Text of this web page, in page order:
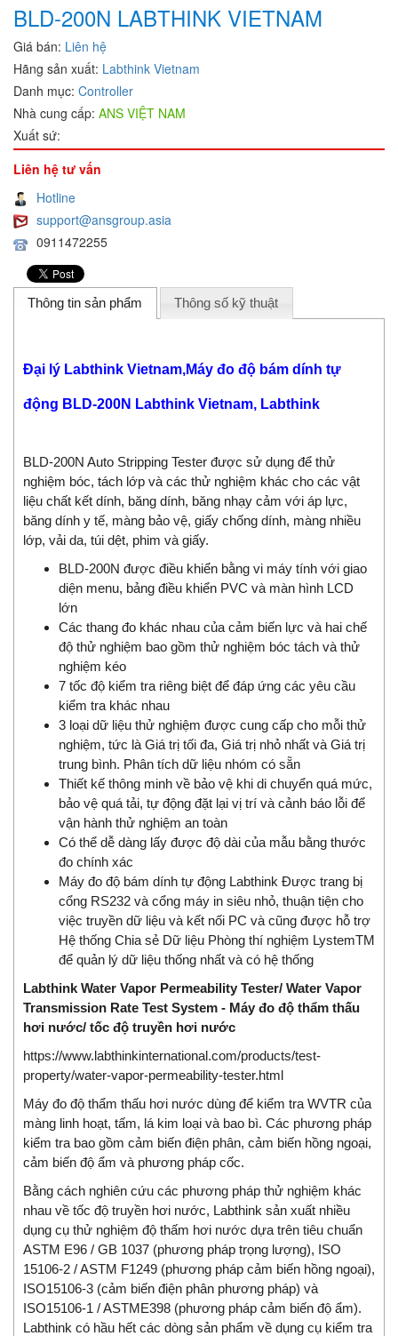
BLD-200N LABTHINK VIETNAM
Giá bán: Liên hệ
Hãng sản xuất: Labthink Vietnam
Danh mục: Controller
Nhà cung cấp: ANS VIỆT NAM
Xuất sứ:
Liên hệ tư vấn
Hotline
support@ansgroup.asia
0911472255
Thông tin sản phẩm Thông số kỹ thuật
Đại lý Labthink Vietnam,Máy đo độ bám dính tự
động BLD-200N Labthink Vietnam, Labthink
BLD-200N Auto Stripping Tester được sử dụng để thử
nghiệm bóc, tách lớp và các thử nghiệm khác cho các vật
liệu chất kết dính, băng dính, băng nhạy cảm với áp lực,
băng dính y tế, màng bảo vệ, giấy chống dính, màng nhiều
lớp, vải da, túi dệt, phim và giấy.
BLD-200N được điều khiển bằng vi máy tính với giao
diện menu, bảng điều khiển PVC và màn hình LCD
lớn
Các thang đo khác nhau của cảm biến lực và hai chế
độ thử nghiệm bao gồm thử nghiệm bóc tách và thử
nghiệm kéo
7 tốc độ kiểm tra riêng biệt để đáp ứng các yêu cầu
kiểm tra khác nhau
3 loại dữ liệu thử nghiệm được cung cấp cho mỗi thử
nghiệm, tức là Giá trị tối đa, Giá trị nhỏ nhất và Giá trị
trung bình. Phân tích dữ liệu nhóm có sẵn
Thiết kế thông minh về bảo vệ khi di chuyển quá mức,
bảo vệ quá tải, tự động đặt lại vị trí và cảnh báo lỗi để
vận hành thử nghiệm an toàn
Có thể dễ dàng lấy được độ dài của mẫu bằng thước
đo chính xác
Máy đo độ bám dính tự động Labthink Được trang bị
cổng RS232 và cổng máy in siêu nhỏ, thuận tiện cho
việc truyền dữ liệu và kết nối PC và cũng được hỗ trợ
Hệ thống Chia sẻ Dữ liệu Phòng thí nghiệm LystemTM
để quản lý dữ liệu thống nhất và có hệ thống
Labthink Water Vapor Permeability Tester/ Water Vapor
Transmission Rate Test System - Máy đo độ thẩm thấu
hơi nước/ tốc độ truyền hơi nước
https://www.labthinkinternational.com/products/test-
property/water-vapor-permeability-tester.html
Máy đo độ thẩm thấu hơi nước dùng để kiểm tra WVTR của
màng linh hoạt, tấm, lá kim loại và bao bì. Các phương pháp
kiểm tra bao gồm cảm biến điện phân, cảm biến hồng ngoại,
cảm biến độ ẩm và phương pháp cốc.
Bằng cách nghiên cứu các phương pháp thử nghiệm khác
nhau về tốc độ truyền hơi nước, Labthink sản xuất nhiều
dụng cụ thử nghiệm độ thấm hơi nước dựa trên tiêu chuẩn
ASTM E96 / GB 1037 (phương pháp trọng lượng), ISO
15106-2 / ASTM F1249 (phương pháp cảm biến hồng ngoại),
ISO15106-3 (cảm biến điện phân phương pháp) và
ISO15106-1 / ASTME398 (phương pháp cảm biến độ ẩm).
Labthink có hầu hết các dòng sản phẩm về dụng cụ kiểm tra